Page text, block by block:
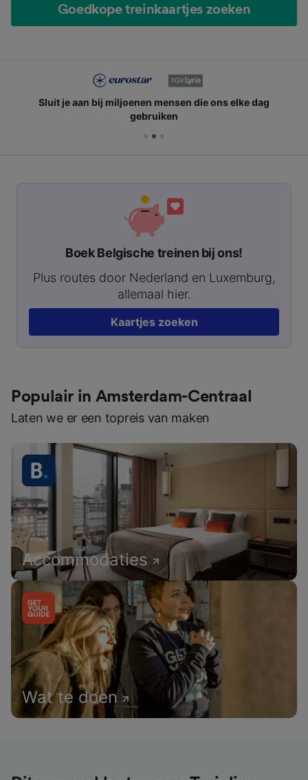
Goedkope treinkaartjes zoeken
Sluit je aan bij miljoenen mensen die ons elke dag
gebruiken
Boek Belgische treinen bij ons!
Plus routes door Nederland en Luxemburg,
allemaal hier.
Kaartjes zoeken
Populair in Amsterdam-Centraal
Laten we er een topreis van maken
Accommodaties
Wat te doen